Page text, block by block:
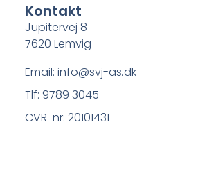
Kontakt
Jupitervej 8
7620 Lemvig
Email: info@svj-as.dk
Tlf: 9789 3045
CVR-nr: 20101431